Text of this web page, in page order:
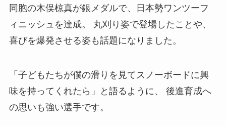
同胞の木俣椋真が銀メダルで、日本勢ワンツーフ
ィニッシュを達成。 丸刈り姿で登場したことや、
喜びを爆発させる姿も話題になりました。
「子どもたちが僕の滑りを見てスノーボードに興
味を持ってくれたら」と語るように、 後進育成へ
の思いも強い選手です。